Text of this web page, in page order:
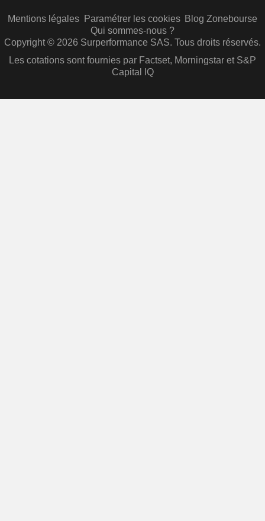
Mentions légales Paramétrer les cookies Blog Zonebourse
Qui sommes-nous ?
Copyright © 2026 Surperformance SAS. Tous droits réservés.
Les cotations sont fournies par Factset, Morningstar et S&P
Capital IQ